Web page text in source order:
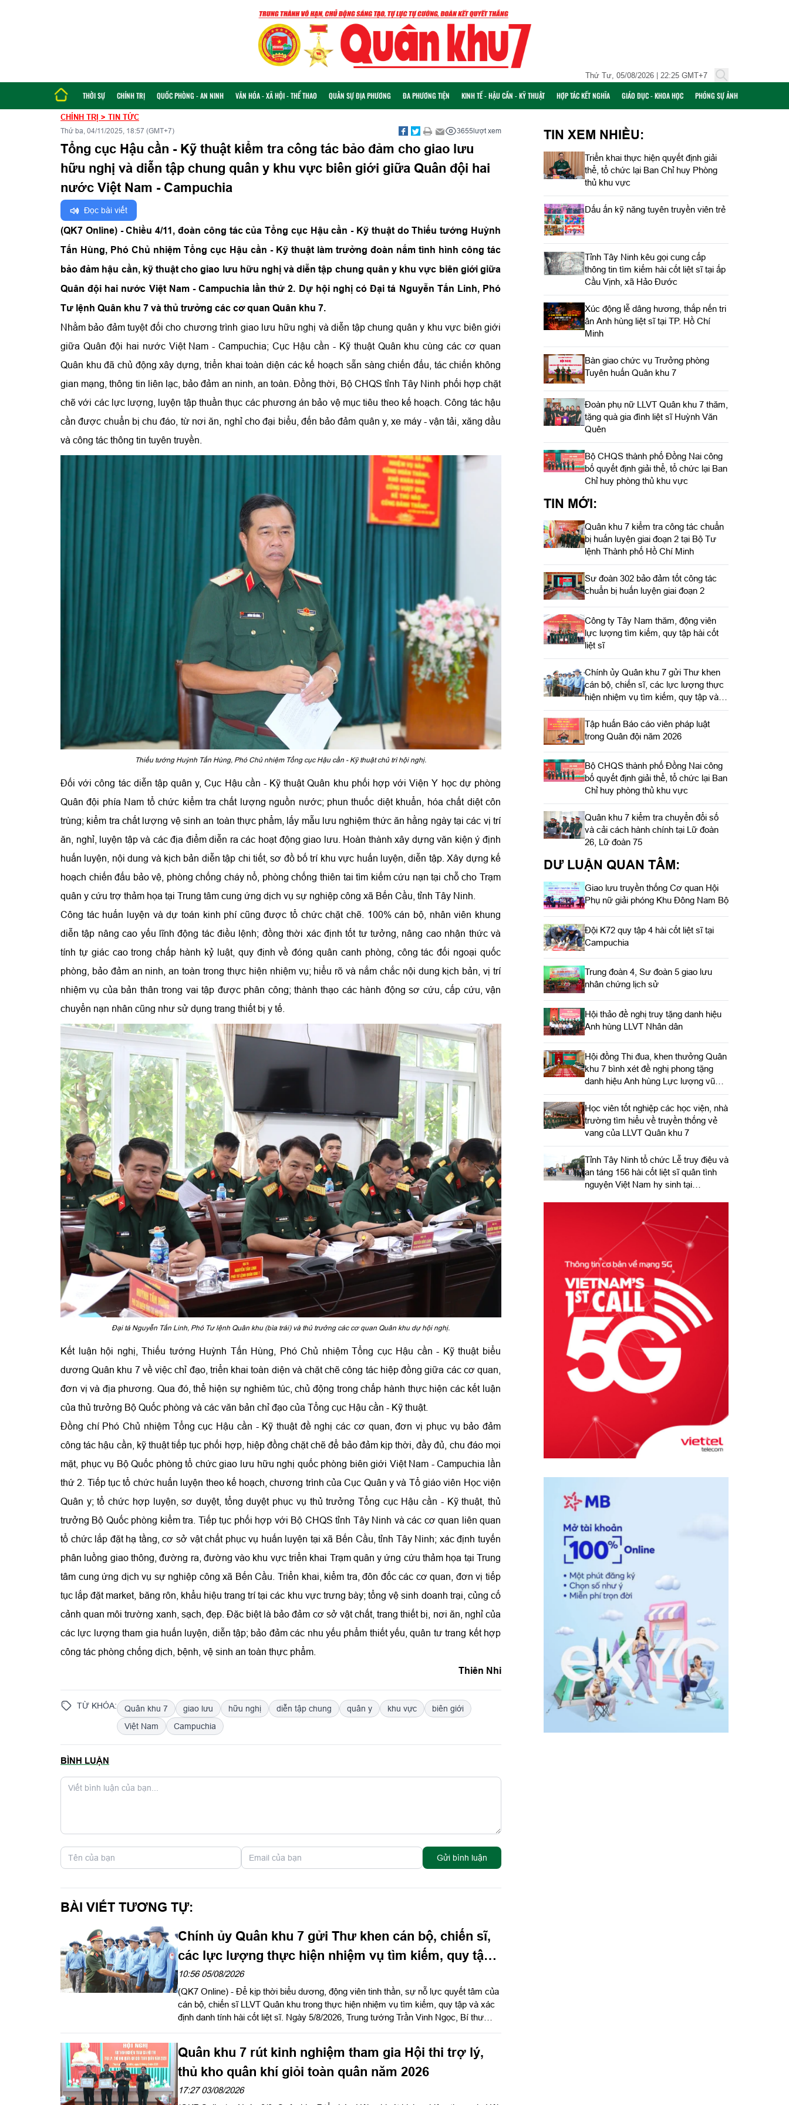
Thứ Tư, 05/08/2026 | 22:25 GMT+7
THỜI SỰ CHÍNH TRỊ QUỐC PHÒNG - AN NINH VĂN HÓA - XÃ HỘI - THỂ THAO QUÂN SỰ ĐỊA PHƯƠNG ĐA PHƯƠNG TIỆN KINH TẾ - HẬU CẦN - KỸ THUẬT HỢP TÁC KẾT NGHĨA GIÁO DỤC - KHOA HỌC PHÓNG SỰ ẢNH
CHÍNH TRỊ > TIN TỨC
Thứ ba, 04/11/2025, 18:57 (GMT+7) 3655lượt xem
Tổng cục Hậu cần - Kỹ thuật kiểm tra công tác bảo đảm cho giao lưu
hữu nghị và diễn tập chung quân y khu vực biên giới giữa Quân đội hai
nước Việt Nam - Campuchia
Đọc bài viết
(QK7 Online) - Chiều 4/11, đoàn công tác của Tổng cục Hậu cần - Kỹ thuật do Thiếu tướng Huỳnh
Tấn Hùng, Phó Chủ nhiệm Tổng cục Hậu cần - Kỹ thuật làm trưởng đoàn nắm tình hình công tác
bảo đảm hậu cần, kỹ thuật cho giao lưu hữu nghị và diễn tập chung quân y khu vực biên giới giữa
Quân đội hai nước Việt Nam - Campuchia lần thứ 2. Dự hội nghị có Đại tá Nguyễn Tấn Linh, Phó
Tư lệnh Quân khu 7 và thủ trưởng các cơ quan Quân khu 7.
Nhằm bảo đảm tuyệt đối cho chương trình giao lưu hữu nghị và diễn tập chung quân y khu vực biên giới
giữa Quân đội hai nước Việt Nam - Campuchia; Cục Hậu cần - Kỹ thuật Quân khu cùng các cơ quan
Quân khu đã chủ động xây dựng, triển khai toàn diện các kế hoạch sẵn sàng chiến đấu, tác chiến không
gian mạng, thông tin liên lạc, bảo đảm an ninh, an toàn. Đồng thời, Bộ CHQS tỉnh Tây Ninh phối hợp chặt
chẽ với các lực lượng, luyện tập thuần thục các phương án bảo vệ mục tiêu theo kế hoạch. Công tác hậu
cần được chuẩn bị chu đáo, từ nơi ăn, nghỉ cho đại biểu, đến bảo đảm quân y, xe máy - vận tải, xăng dầu
và công tác thông tin tuyên truyền.
Thiếu tướng Huỳnh Tấn Hùng, Phó Chủ nhiệm Tổng cục Hậu cần - Kỹ thuật chủ trì hội nghị.
Đối với công tác diễn tập quân y, Cục Hậu cần - Kỹ thuật Quân khu phối hợp với Viện Y học dự phòng
Quân đội phía Nam tổ chức kiểm tra chất lượng nguồn nước; phun thuốc diệt khuẩn, hóa chất diệt côn
trùng; kiểm tra chất lượng vệ sinh an toàn thực phẩm, lấy mẫu lưu nghiệm thức ăn hằng ngày tại các vị trí
ăn, nghỉ, luyện tập và các địa điểm diễn ra các hoạt động giao lưu. Hoàn thành xây dựng văn kiện ý định
huấn luyện, nội dung và kịch bản diễn tập chi tiết, sơ đồ bố trí khu vực huấn luyện, diễn tập. Xây dựng kế
hoạch chiến đấu bảo vệ, phòng chống cháy nổ, phòng chống thiên tai tìm kiếm cứu nạn tại chỗ cho Trạm
quân y cứu trợ thảm họa tại Trung tâm cung ứng dịch vụ sự nghiệp công xã Bến Cầu, tỉnh Tây Ninh.
Công tác huấn luyện và dự toán kinh phí cũng được tổ chức chặt chẽ. 100% cán bộ, nhân viên khung
diễn tập nâng cao yếu lĩnh động tác điều lệnh; đồng thời xác định tốt tư tưởng, nâng cao nhận thức và
tính tự giác cao trong chấp hành kỷ luật, quy định về đóng quân canh phòng, công tác đối ngoại quốc
phòng, bảo đảm an ninh, an toàn trong thực hiện nhiệm vụ; hiểu rõ và nắm chắc nội dung kịch bản, vị trí
nhiệm vụ của bản thân trong vai tập được phân công; thành thạo các hành động sơ cứu, cấp cứu, vận
chuyển nạn nhân cũng như sử dụng trang thiết bị y tế.
Đại tá Nguyễn Tấn Linh, Phó Tư lệnh Quân khu (bìa trái) và thủ trưởng các cơ quan Quân khu dự hội nghị.
Kết luận hội nghị, Thiếu tướng Huỳnh Tấn Hùng, Phó Chủ nhiệm Tổng cục Hậu cần - Kỹ thuật biểu
dương Quân khu 7 về việc chỉ đạo, triển khai toàn diện và chặt chẽ công tác hiệp đồng giữa các cơ quan,
đơn vị và địa phương. Qua đó, thể hiện sự nghiêm túc, chủ động trong chấp hành thực hiện các kết luận
của thủ trưởng Bộ Quốc phòng và các văn bản chỉ đạo của Tổng cục Hậu cần - Kỹ thuật.
Đồng chí Phó Chủ nhiệm Tổng cục Hậu cần - Kỹ thuật đề nghị các cơ quan, đơn vị phục vụ bảo đảm
công tác hậu cần, kỹ thuật tiếp tục phối hợp, hiệp đồng chặt chẽ để bảo đảm kịp thời, đầy đủ, chu đáo mọi
mặt, phục vụ Bộ Quốc phòng tổ chức giao lưu hữu nghị quốc phòng biên giới Việt Nam - Campuchia lần
thứ 2. Tiếp tục tổ chức huấn luyện theo kế hoạch, chương trình của Cục Quân y và Tổ giáo viên Học viện
Quân y; tổ chức hợp luyện, sơ duyệt, tổng duyệt phục vụ thủ trưởng Tổng cục Hậu cần - Kỹ thuật, thủ
trưởng Bộ Quốc phòng kiểm tra. Tiếp tục phối hợp với Bộ CHQS tỉnh Tây Ninh và các cơ quan liên quan
tổ chức lắp đặt hạ tầng, cơ sở vật chất phục vụ huấn luyện tại xã Bến Cầu, tỉnh Tây Ninh; xác định tuyến
phân luồng giao thông, đường ra, đường vào khu vực triển khai Trạm quân y ứng cứu thảm họa tại Trung
tâm cung ứng dịch vụ sự nghiệp công xã Bến Cầu. Triển khai, kiểm tra, đôn đốc các cơ quan, đơn vị tiếp
tục lắp đặt market, băng rôn, khẩu hiệu trang trí tại các khu vực trưng bày; tổng vệ sinh doanh trại, củng cố
cảnh quan môi trường xanh, sạch, đẹp. Đặc biệt là bảo đảm cơ sở vật chất, trang thiết bị, nơi ăn, nghỉ của
các lực lượng tham gia huấn luyện, diễn tập; bảo đảm các nhu yếu phẩm thiết yếu, quân tư trang kết hợp
công tác phòng chống dịch, bệnh, vệ sinh an toàn thực phẩm.
Thiên Nhi
TỪ KHÓA: Quân khu 7 giao lưu hữu nghị diễn tập chung quân y khu vực
biên giới
Việt Nam
Campuchia
BÌNH LUẬN
Gửi bình luận
BÀI VIẾT TƯƠNG TỰ:
Chính ủy Quân khu 7 gửi Thư khen cán bộ, chiến sĩ,
các lực lượng thực hiện nhiệm vụ tìm kiếm, quy tập
và xác định danh tính hài cốt liệt sĩ
10:56 05/08/2026
(QK7 Online) - Để kịp thời biểu dương, động viên tinh thần, sự nỗ lực quyết tâm của
cán bộ, chiến sĩ LLVT Quân khu trong thực hiện nhiệm vụ tìm kiếm, quy tập và xác
định danh tính hài cốt liệt sĩ. Ngày 5/8/2026, Trung tướng Trần Vinh Ngọc, Bí thư
đăng toàn văn Thư khen của đồng chí Chính ủy Quân khu 7.
Quân khu 7 rút kinh nghiệm tham gia Hội thi trợ lý,
thủ kho quân khí giỏi toàn quân năm 2026
17:27 03/08/2026
TIN XEM NHIỀU:
Triển khai thực hiện quyết định giải
thể, tổ chức lại Ban Chỉ huy Phòng
thủ khu vực
Dấu ấn kỹ năng tuyên truyền viên trẻ
Tỉnh Tây Ninh kêu gọi cung cấp
thông tin tìm kiếm hài cốt liệt sĩ tại ấp
Cầu Vịnh, xã Hảo Đước
Xúc động lễ dâng hương, thắp nến tri
ân Anh hùng liệt sĩ tại TP. Hồ Chí
Minh
Bàn giao chức vụ Trưởng phòng
Tuyên huấn Quân khu 7
Đoàn phụ nữ LLVT Quân khu 7 thăm,
tặng quà gia đình liệt sĩ Huỳnh Văn
Quên
Bộ CHQS thành phố Đồng Nai công
bố quyết định giải thể, tổ chức lại Ban
Chỉ huy phòng thủ khu vực
TIN MỚI:
Quân khu 7 kiểm tra công tác chuẩn
bị huấn luyện giai đoạn 2 tại Bộ Tư
lệnh Thành phố Hồ Chí Minh
Sư đoàn 302 bảo đảm tốt công tác
chuẩn bị huấn luyện giai đoạn 2
Công ty Tây Nam thăm, động viên
lực lượng tìm kiếm, quy tập hài cốt
liệt sĩ
Chính ủy Quân khu 7 gửi Thư khen
cán bộ, chiến sĩ, các lực lượng thực
hiện nhiệm vụ tìm kiếm, quy tập và
xác định danh tính hài cốt liệt sĩ
Tập huấn Báo cáo viên pháp luật
trong Quân đội năm 2026
Bộ CHQS thành phố Đồng Nai công
bố quyết định giải thể, tổ chức lại Ban
Chỉ huy phòng thủ khu vực
Quân khu 7 kiểm tra chuyển đổi số
và cải cách hành chính tại Lữ đoàn
26, Lữ đoàn 75
DƯ LUẬN QUAN TÂM:
Giao lưu truyền thống Cơ quan Hội
Phụ nữ giải phóng Khu Đông Nam Bộ
Đội K72 quy tập 4 hài cốt liệt sĩ tại
Campuchia
Trung đoàn 4, Sư đoàn 5 giao lưu
nhân chứng lịch sử
Hội thảo đề nghị truy tặng danh hiệu
Anh hùng LLVT Nhân dân
Hội đồng Thi đua, khen thưởng Quân
khu 7 bình xét đề nghị phong tặng
danh hiệu Anh hùng Lực lượng vũ
trang nhân dân
Học viên tốt nghiệp các học viện, nhà
trường tìm hiểu về truyền thống vẻ
vang của LLVT Quân khu 7
​Tỉnh Tây Ninh tổ chức Lễ truy điệu và
an táng 156 hài cốt liệt sĩ quân tình
nguyện Việt Nam hy sinh tại